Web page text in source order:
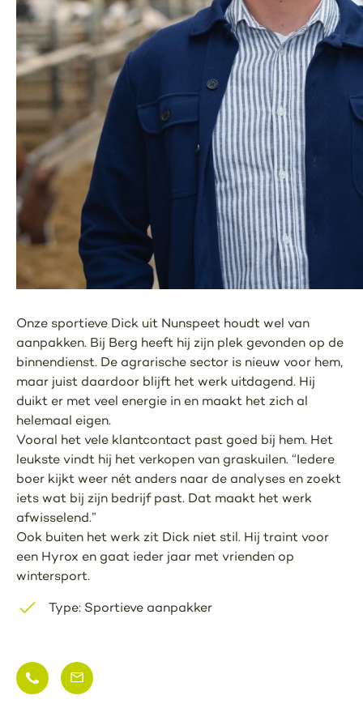
Onze sportieve Dick uit Nunspeet houdt wel van
aanpakken. Bij Berg heeft hij zijn plek gevonden op de
binnendienst. De agrarische sector is nieuw voor hem,
maar juist daardoor blijft het werk uitdagend. Hij
duikt er met veel energie in en maakt het zich al
helemaal eigen.
Vooral het vele klantcontact past goed bij hem. Het
leukste vindt hij het verkopen van graskuilen. “Iedere
boer kijkt weer nét anders naar de analyses en zoekt
iets wat bij zijn bedrijf past. Dat maakt het werk
afwisselend.”
Ook buiten het werk zit Dick niet stil. Hij traint voor
een Hyrox en gaat ieder jaar met vrienden op
wintersport.
Type: Sportieve aanpakker